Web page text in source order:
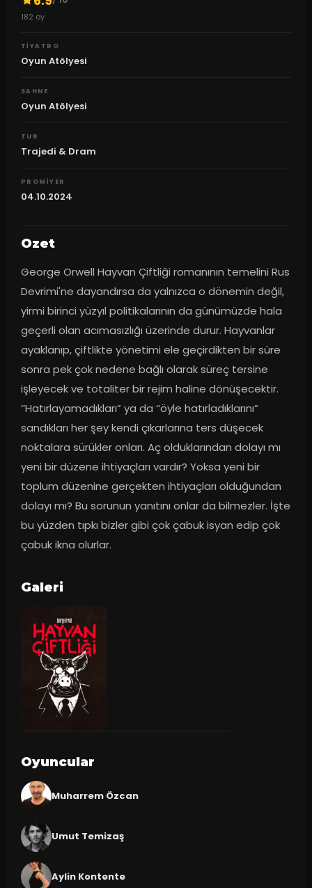
182 oy
TIYATRO
Oyun Atölyesi
SAHNE
Oyun Atölyesi
TUR
Trajedi & Dram
PROMIYER
04.10.2024
Ozet
George Orwell Hayvan Çiftliği romanının temelini Rus
Devrimi'ne dayandırsa da yalnızca o dönemin değil,
yirmi birinci yüzyıl politikalarının da günümüzde hala
geçerli olan acımasızlığı üzerinde durur. Hayvanlar
ayaklanıp, çiftlikte yönetimi ele geçirdikten bir süre
sonra pek çok nedene bağlı olarak süreç tersine
işleyecek ve totaliter bir rejim haline dönüşecektir.
‘’Hatırlayamadıkları” ya da ‘’öyle hatırladıklarını”
sandıkları her şey kendi çıkarlarına ters düşecek
noktalara sürükler onları. Aç olduklarından dolayı mı
yeni bir düzene ihtiyaçları vardır? Yoksa yeni bir
toplum düzenine gerçekten ihtiyaçları olduğundan
dolayı mı? Bu sorunun yanıtını onlar da bilmezler. İşte
bu yüzden tıpkı bizler gibi çok çabuk isyan edip çok
çabuk ikna olurlar.
Galeri
Oyuncular
Muharrem Özcan
Umut Temizaş
Aylin Kontente